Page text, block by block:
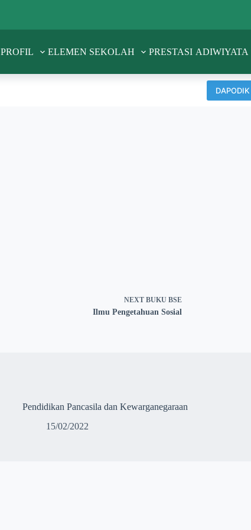
PROFIL ELEMEN SEKOLAH PRESTASI ADIWIYATA
DAPODIK
NEXT BUKU BSE
Ilmu Pengetahuan Sosial
Pendidikan Pancasila dan Kewarganegaraan
15/02/2022